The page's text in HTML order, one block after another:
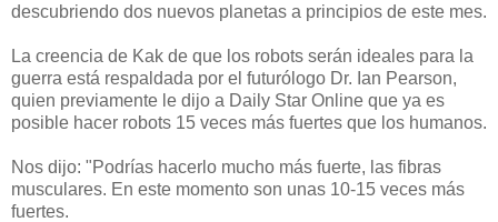
descubriendo dos nuevos planetas a principios de este mes.
La creencia de Kak de que los robots serán ideales para la
guerra está respaldada por el futurólogo Dr. Ian Pearson,
quien previamente le dijo a Daily Star Online que ya es
posible hacer robots 15 veces más fuertes que los humanos.
Nos dijo: "Podrías hacerlo mucho más fuerte, las fibras
musculares. En este momento son unas 10-15 veces más
fuertes.